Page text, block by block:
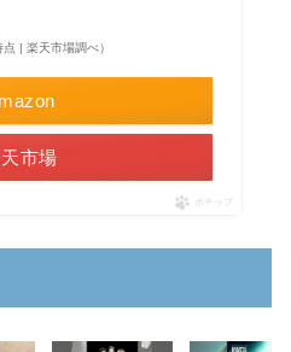
| 楽天市場調べ）
市場
ポチップ